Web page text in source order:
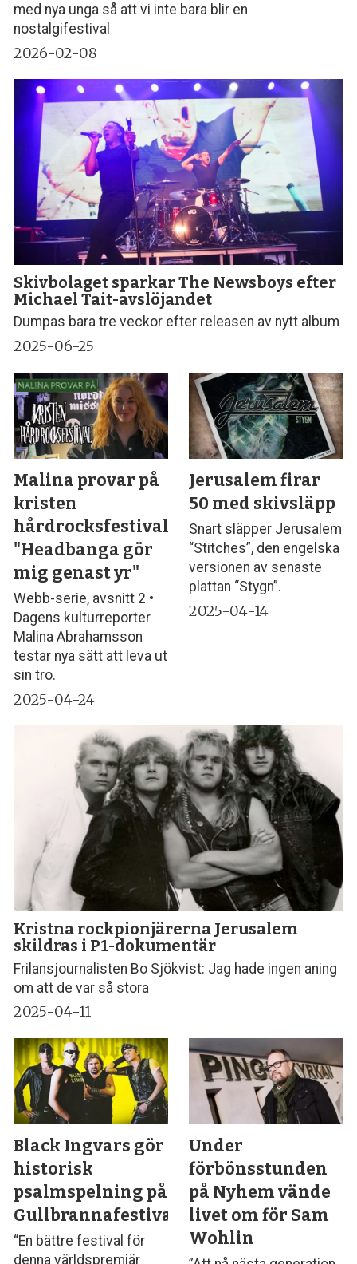
med nya unga så att vi inte bara blir en
nostalgifestival
2026-02-08
Skivbolaget sparkar The Newsboys efter
Michael Tait-avslöjandet
Dumpas bara tre veckor efter releasen av nytt album
2025-06-25
Malina provar på
kristen
hårdrocksfestival:
"Headbanga gör
mig genast yr"
Webb-serie, avsnitt 2 •
Dagens kulturreporter
Malina Abrahamsson
testar nya sätt att leva ut
sin tro.
2025-04-24
Jerusalem firar
50 med skivsläpp
Snart släpper Jerusalem
“Stitches”, den engelska
versionen av senaste
plattan “Stygn”.
2025-04-14
Kristna rockpionjärerna Jerusalem
skildras i P1-dokumentär
Frilansjournalisten Bo Sjökvist: Jag hade ingen aning
om att de var så stora
2025-04-11
Black Ingvars gör
historisk
psalmspelning på
Gullbrannafestivalen
“En bättre festival för
denna världspremiär
Under
förbönsstunden
på Nyhem vände
livet om för Sam
Wohlin